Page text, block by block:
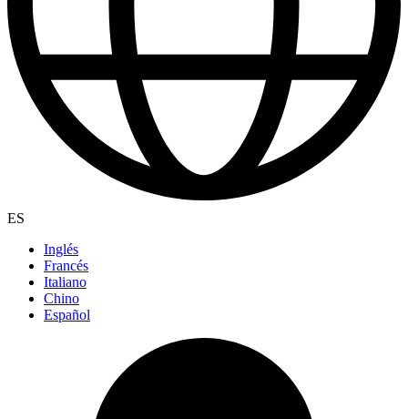
ES
Inglés
Francés
Italiano
Chino
Español